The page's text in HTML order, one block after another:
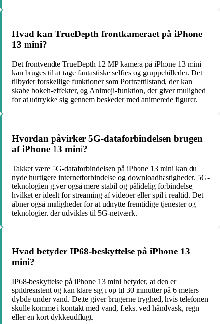
Hvad kan TrueDepth frontkameraet på iPhone
13 mini?
Det frontvendte TrueDepth 12 MP kamera på iPhone 13 mini
kan bruges til at tage fantastiske selfies og gruppebilleder. Det
tilbyder forskellige funktioner som Portrættilstand, der kan
skabe bokeh-effekter, og Animoji-funktion, der giver mulighed
for at udtrykke sig gennem beskeder med animerede figurer.
Hvordan påvirker 5G-dataforbindelsen brugen
af iPhone 13 mini?
Takket være 5G-dataforbindelsen på iPhone 13 mini kan du
nyde hurtigere internetforbindelse og downloadhastigheder. 5G-
teknologien giver også mere stabil og pålidelig forbindelse,
hvilket er ideelt for streaming af videoer eller spil i realtid. Det
åbner også muligheder for at udnytte fremtidige tjenester og
teknologier, der udvikles til 5G-netværk.
Hvad betyder IP68-beskyttelse på iPhone 13
mini?
IP68-beskyttelse på iPhone 13 mini betyder, at den er
spildresistent og kan klare sig i op til 30 minutter på 6 meters
dybde under vand. Dette giver brugerne tryghed, hvis telefonen
skulle komme i kontakt med vand, f.eks. ved håndvask, regn
eller en kort dykkeudflugt.